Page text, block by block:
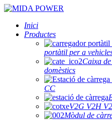
Inici
Productes
portàtil per a
Caixa
domèstics
CC
V2G V2H
Mòdul de